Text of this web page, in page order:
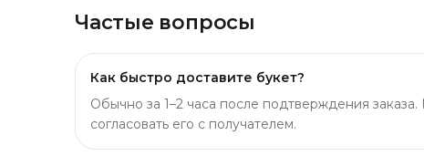
Частые вопросы
Как быстро доставите букет?
Обычно за 1–2 часа после подтверждения
согласовать его с получателем.